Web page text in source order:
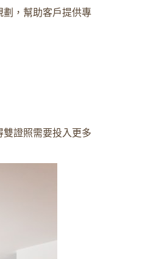
，幫助客戶提供專
證照需要投入更多